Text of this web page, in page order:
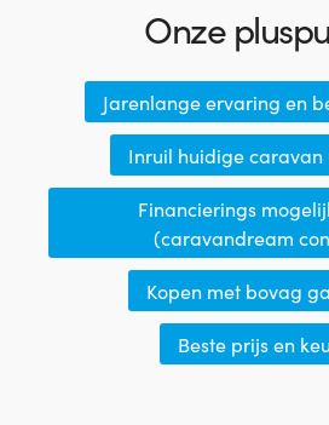
Onze
Jarenlange ervaring en
Inruil huidige caravan
Financierings
(caravandream
Kopen met bovag
Beste prijs en